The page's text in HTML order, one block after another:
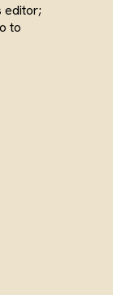
editor;
to